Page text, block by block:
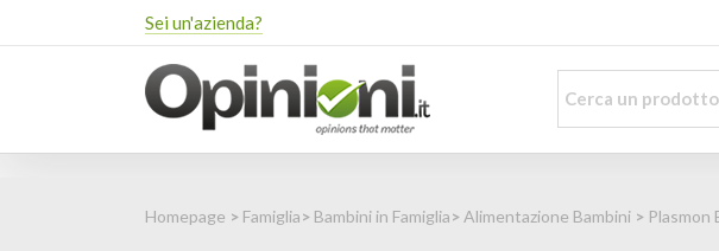
Sei un'azienda?
Homepage > Famiglia> Bambini in Famiglia> Alimentazione Bambini > Plasmon